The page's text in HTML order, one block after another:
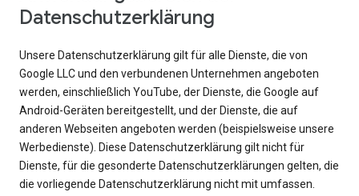
Datenschutzerklärung
Unsere Datenschutzerklärung gilt für alle Dienste, die von
Google LLC und den verbundenen Unternehmen angeboten
werden, einschließlich YouTube, der Dienste, die Google auf
Android-Geräten bereitgestellt, und der Dienste, die auf
anderen Webseiten angeboten werden (beispielsweise unsere
Werbedienste). Diese Datenschutzerklärung gilt nicht für
Dienste, für die gesonderte Datenschutzerklärungen gelten, die
die vorliegende Datenschutzerklärung nicht mit umfassen.